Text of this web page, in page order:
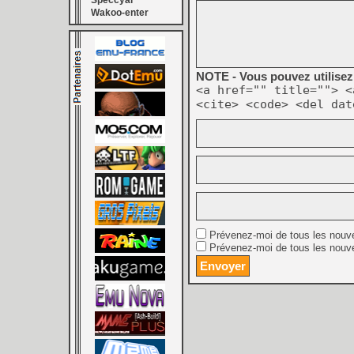
Wakoo-enter
NOTE - Vous pouvez
<a href="" title="">
<cite> <code> <del
Prévenez-moi de tous les
Prévenez-moi de tous les